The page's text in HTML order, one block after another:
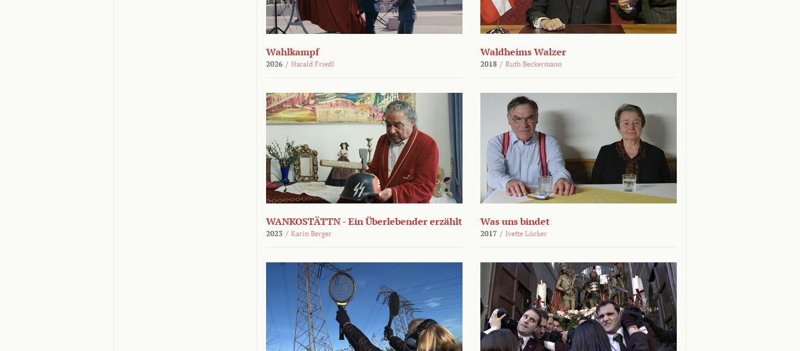
Wahlkampf
2026 / Harald Friedl
Waldheims Walzer
2018 / Ruth Beckermann
WANKOSTÄTTN - Ein Überlebender erzählt
2023 / Karin Berger
Was uns bindet
2017 / Ivette Löcker